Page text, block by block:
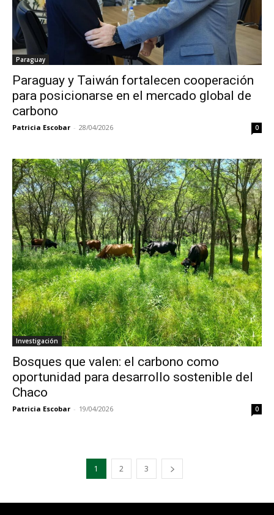
Paraguay
Paraguay y Taiwán fortalecen cooperación
para posicionarse en el mercado global de
carbono
Patricia Escobar - 28/04/2026 0
Investigación
Bosques que valen: el carbono como
oportunidad para desarrollo sostenible del
Chaco
Patricia Escobar - 19/04/2026 0
1 2 3